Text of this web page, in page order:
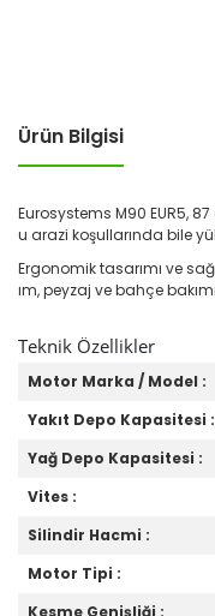
Ürün Bilgisi
Eurosystems M90 EUR5,
u arazi koşullarında bile
Ergonomik tasarımı ve
ım, peyzaj ve bahçe
Teknik Özellikler
Motor Marka / Model :
Yakıt Depo Kapasitesi :
Yağ Depo Kapasitesi :
Vites :
Silindir Hacmi :
Motor Tipi :
Kesme Genişliği :